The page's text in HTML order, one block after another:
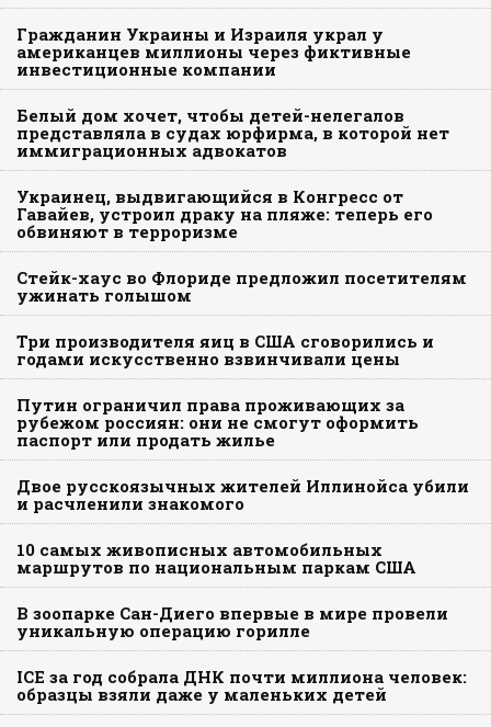
Гражданин Украины и Израиля украл у
американцев миллионы через фиктивные
инвестиционные компании
Белый дом хочет, чтобы детей-нелегалов
представляла в судах юрфирма, в которой нет
иммиграционных адвокатов
Украинец, выдвигающийся в Конгресс от
Гавайев, устроил драку на пляже: теперь его
обвиняют в терроризме
Стейк-хаус во Флориде предложил посетителям
ужинать голышом
Три производителя яиц в США сговорились и
годами искусственно взвинчивали цены
Путин ограничил права проживающих за
рубежом россиян: они не смогут оформить
паспорт или продать жилье
Двое русскоязычных жителей Иллинойса убили
и расчленили знакомого
10 самых живописных автомобильных
маршрутов по национальным паркам США
В зоопарке Сан-Диего впервые в мире провели
уникальную операцию горилле
ICE за год собрала ДНК почти миллиона человек:
образцы взяли даже у маленьких детей